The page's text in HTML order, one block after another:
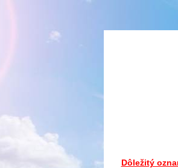
Dôležitý